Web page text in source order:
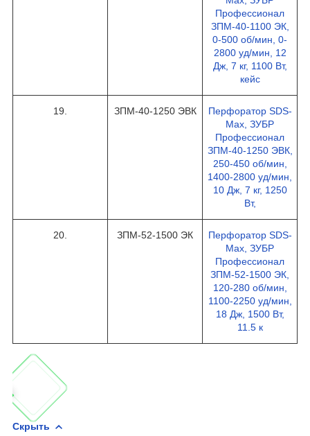
Профессионал
ЗПМ-40-1100 ЭК,
0-500 об/мин, 0-
2800 уд/мин, 12
Дж, 7 кг, 1100 Вт,
кейс
19. ЗПМ-40-1250 ЭВК
Перфоратор SDS-
Max, ЗУБР
Профессионал
ЗПМ-40-1250 ЭВК,
250-450 об/мин,
1400-2800 уд/мин,
10 Дж, 7 кг, 1250
Вт,
20. ЗПМ-52-1500 ЭК
Перфоратор SDS-
Max, ЗУБР
Профессионал
ЗПМ-52-1500 ЭК,
120-280 об/мин,
1100-2250 уд/мин,
18 Дж, 1500 Вт,
11.5 к
Скрыть